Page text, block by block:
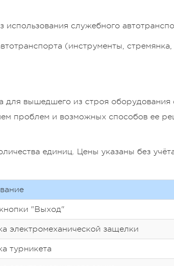
служебного
(инструменты,
для вышедшего из строя оборудования
проблем и возможных способов ее
единиц. Цены указаны без
"Выход"
электромеханической защелки
турникета